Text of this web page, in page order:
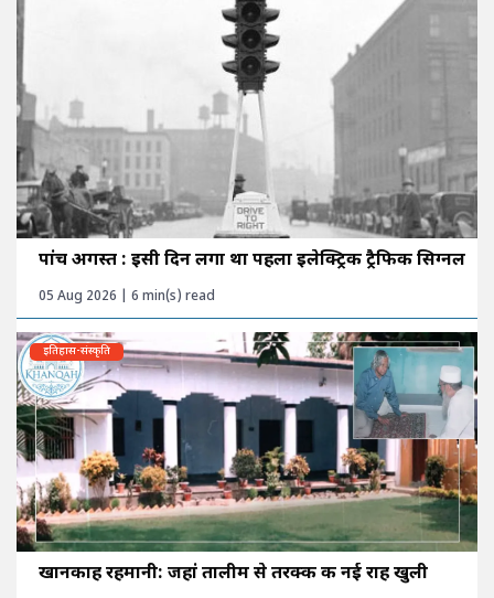
पांच अगस्त : इसी दिन लगा था पहला इलेक्ट्रिक ट्रैफिक सिग्नल
05 Aug 2026 | 6 min(s) read
इतिहास-संस्कृति
खानकाह रहमानी: जहां तालीम से तरक्की की नई राह खुली